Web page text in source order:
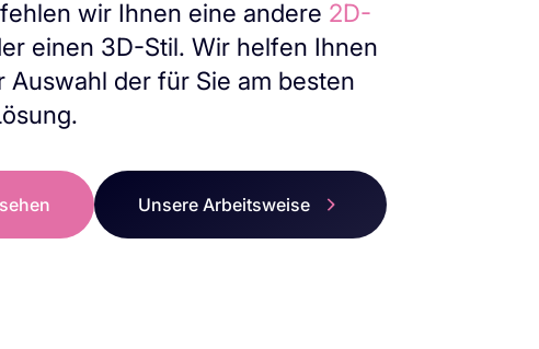
wir Ihnen eine andere 2D-
einen 3D-Stil. Wir helfen Ihnen
Auswahl der für Sie am besten
Unsere Arbeitsweise